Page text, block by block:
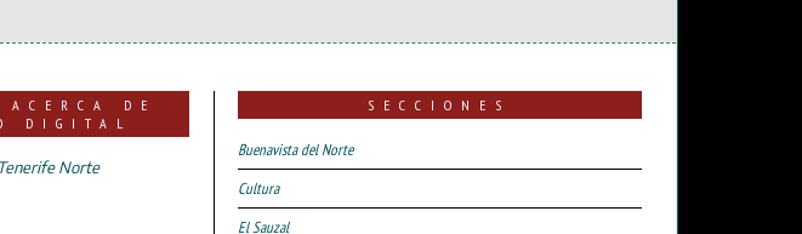
DE
DIGITAL
Norte
SECCIONES
Buenavista del Norte
Cultura
El Sauzal